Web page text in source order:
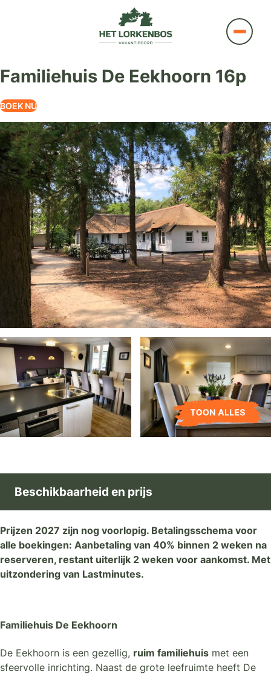
Familiehuis De Eekhoorn 16p
BOEK NU
Beschikbaarheid en prijs
Prijzen 2027 zijn nog voorlopig. Betalingsschema voor
alle boekingen: Aanbetaling van 40% binnen 2 weken na
reserveren, restant uiterlijk 2 weken voor aankomst. Met
uitzondering van Lastminutes.
Familiehuis De Eekhoorn
De Eekhoorn is een gezellig, ruim familiehuis met een
sfeervolle inrichting. Naast de grote leefruimte heeft De